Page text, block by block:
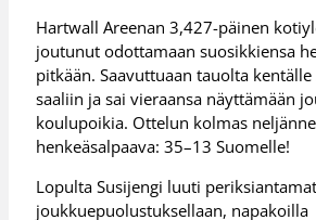
Hartwall Areenan 3,427-päinen
joutunut odottamaan suosikkiensa
pitkään. Saavuttuaan tauolta
saaliin ja sai vieraansa näyttämään
koulupoikia. Ottelun kolmas
henkeäsalpaava: 35–13 Suomelle!
Lopulta Susijengi luuti
joukkuepuolustuksellaan, napakoilla